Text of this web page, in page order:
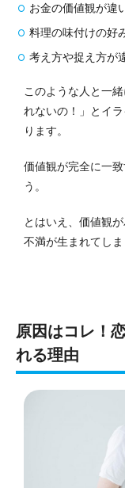
お金の価値観が違
料理の味付けの好
考え方や捉え方が
このような人と一
れないの！」とイ
ります。
価値観が完全に一
う。
とはいえ、価値観
不満が生まれてしま
原因はコレ！
れる理由